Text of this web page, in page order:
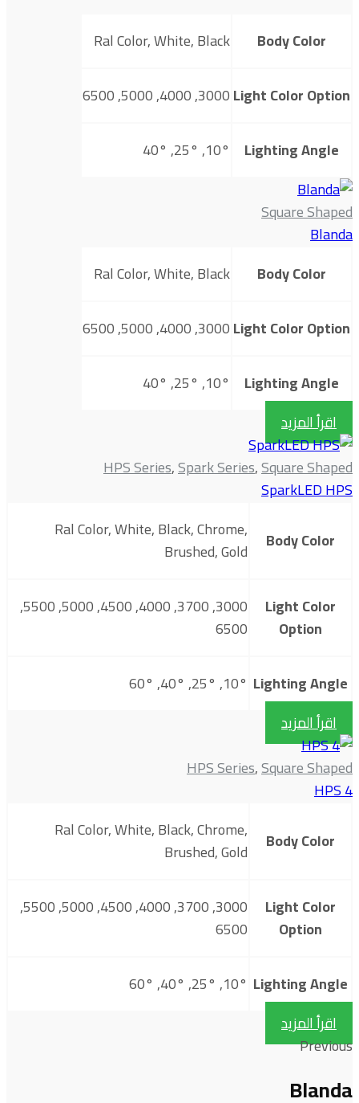
Body Color
Ral Color, White, Black
Light Color Option
3000, 4000, 5000, 6500
Lighting Angle
10°, 25°, 40°
Square Shaped
Blanda
Body Color
Ral Color, White, Black
Light Color Option
3000, 4000, 5000, 6500
Lighting Angle
10°, 25°, 40°
اقرأ المزيد
HPS Series,Spark Series,Square Shaped
SparkLED HPS
Body Color
Ral Color, White, Black, Chrome,
Brushed, Gold
Light Color
Option
3000, 3700, 4000, 4500, 5000, 5500,
6500
Lighting Angle
10°, 25°, 40°, 60°
اقرأ المزيد
HPS Series,Square Shaped
HPS 4
Body Color
Ral Color, White, Black, Chrome,
Brushed, Gold
Light Color
Option
3000, 3700, 4000, 4500, 5000, 5500,
6500
Lighting Angle
10°, 25°, 40°, 60°
اقرأ المزيد
Previous
Blanda